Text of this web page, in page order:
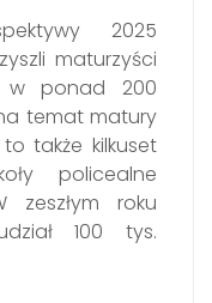
2025
maturzyści
w ponad 200
temat matury
także kilkuset
policealne
zeszłym roku
100 tys.